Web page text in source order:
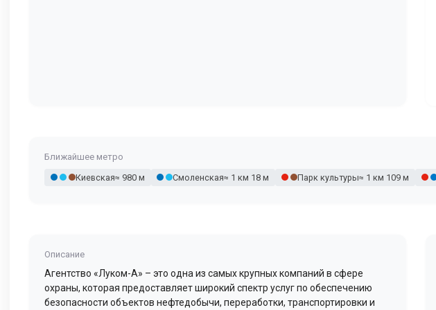
Ближайшее метро
Киевская≈ 980 м Смоленская≈ 1 км 18 м Парк культуры≈ 1 км 109 м
Описание
Агентство «Луком-А» – это одна из самых крупных компаний в сфере
охраны, которая предоставляет широкий спектр услуг по обеспечению
безопасности объектов нефтедобычи, переработки, транспортировки и